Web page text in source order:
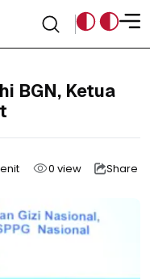
BGN, Ketua
0 view Share